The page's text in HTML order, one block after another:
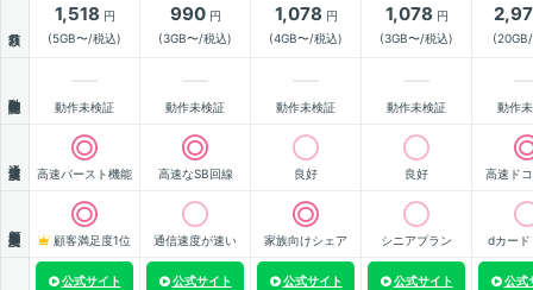
1,518 円
(5GB〜/税込)
990円
(3GB〜/税込)
1,078 円
(4GB〜/税込)
1,078 円
(3GB〜/税込)
動作未検証 動作未検証 動作未検証 動作未検証 動作
高速バースト機能 高速なSB回線 良好 良好 高速ド
顧客満足度1位 通信速度が速い 家族向けシェア シニアプラン dカード
公式サイト 公式サイト 公式サイト 公式サイト 公式